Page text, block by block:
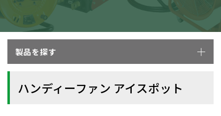
製品を探す
ハンディーファン アイスポット